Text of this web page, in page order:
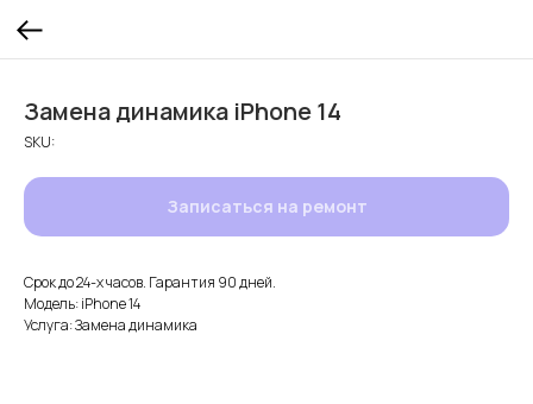
Замена динамика iPhone 14
SKU:
Записаться на ремонт
Срок до 24-х часов. Гарантия 90 дней.
Модель: iPhone 14
Услуга: Замена динамика